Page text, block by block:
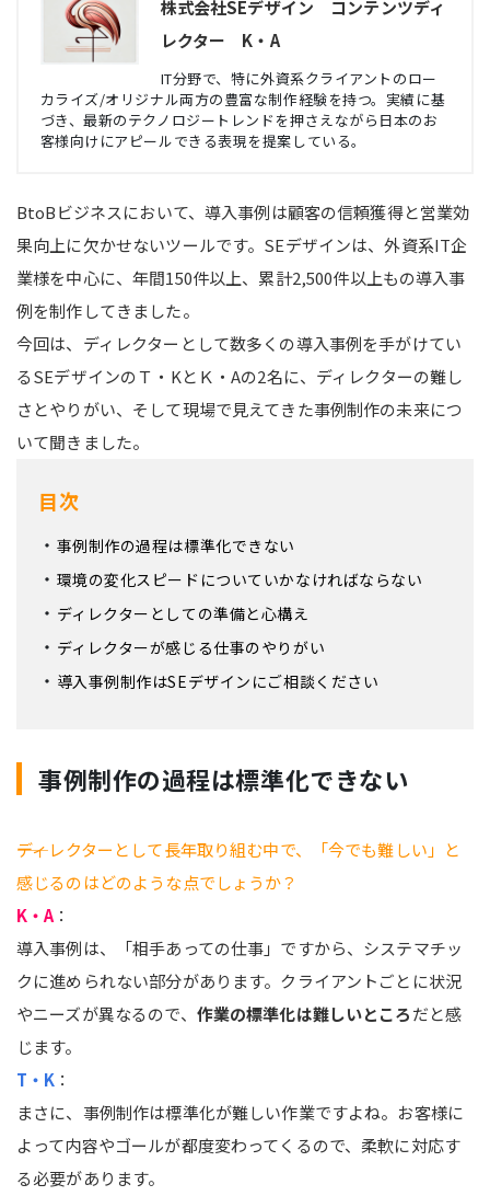
株式会社SEデザイン コンテンツディ
レクター K・A
IT分野で、特に外資系クライアントのロー
カライズ/オリジナル両方の豊富な制作経験を持つ。実績に基
づき、最新のテクノロジートレンドを押さえながら日本のお
客様向けにアピールできる表現を提案している。
BtoBビジネスにおいて、導入事例は顧客の信頼獲得と営業効
果向上に欠かせないツールです。SEデザインは、外資系IT企
業様を中心に、年間150件以上、累計2,500件以上もの導入事
例を制作してきました。
今回は、ディレクターとして数多くの導入事例を手がけてい
るSEデザインのＴ・KとＫ・Aの2名に、ディレクターの難し
さとやりがい、そして現場で見えてきた事例制作の未来につ
いて聞きました。
目次
事例制作の過程は標準化できない
環境の変化スピードについていかなければならない
ディレクターとしての準備と心構え
ディレクターが感じる仕事のやりがい
導入事例制作はSEデザインにご相談ください
事例制作の過程は標準化できない
――ディレクターとして長年取り組む中で、「今でも難しい」と
感じるのはどのような点でしょうか？
K・A ：
導入事例は、「相手あっての仕事」ですから、システマチッ
クに進められない部分があります。クライアントごとに状況
やニーズが異なるので、 作業の標準化は難しいところだと感
じます。
T・K ：
まさに、事例制作は標準化が難しい作業ですよね。お客様に
よって内容やゴールが都度変わってくるので、柔軟に対応す
る必要があります。